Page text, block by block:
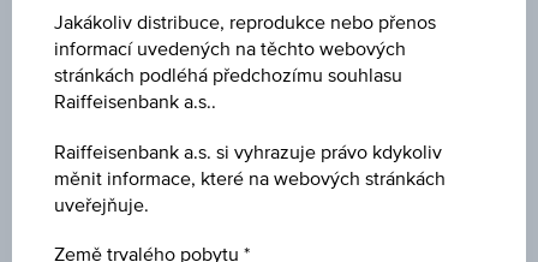
XS2378468420 WUET WUER2.12541
DE000WBP0BB8 WUET BAUS0.12529
DE000WBP0BD4
Jakákoliv distribuce, reprodukce nebo přenos
informací uvedených na těchto webových
stránkách podléhá předchozímu souhlasu
Raiffeisenbank a.s..
Raiffeisenbank a.s. si vyhrazuje právo kdykoliv
měnit informace, které na webových stránkách
uveřejňuje.
Země trvalého pobytu